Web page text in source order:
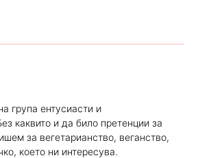
група ентусиасти и
каквито и да било претенции за
за вегетарианство, веганство,
което ни интересува.